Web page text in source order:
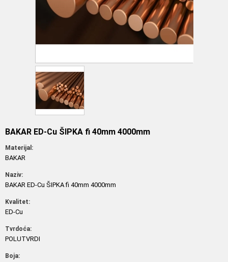
BAKAR ED-Cu ŠIPKA fi 40mm 4000mm
Materijal:
BAKAR
Naziv:
BAKAR ED-Cu ŠIPKA fi 40mm 4000mm
Kvalitet:
ED-Cu
Tvrdoća:
POLUTVRDI
Boja: